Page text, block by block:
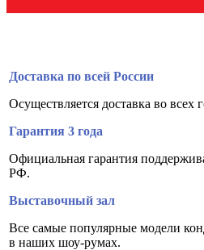
Доставка по всей России
Осуществляется доставка во всех
Гарантия 3 года
Официальная гарантия
РФ.
Выставочный зал
Все самые популярные модели
в наших шоу-румах.